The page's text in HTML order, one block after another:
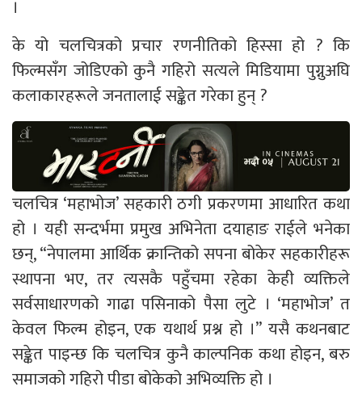
।
के यो चलचित्रको प्रचार रणनीतिको हिस्सा हो ? कि
फिल्मसँग जोडिएको कुनै गहिरो सत्यले मिडियामा पुग्नुअघि
कलाकारहरूले जनतालाई सङ्केत गरेका हुन् ?
चलचित्र ‘महाभोज’ सहकारी ठगी प्रकरणमा आधारित कथा
हो । यही सन्दर्भमा प्रमुख अभिनेता दयाहाङ राईले भनेका
छन्, “नेपालमा आर्थिक क्रान्तिको सपना बोकेर सहकारीहरू
स्थापना भए, तर त्यसकै पहुँचमा रहेका केही व्यक्तिले
सर्वसाधारणको गाढा पसिनाको पैसा लुटे । ‘महाभोज’ त
केवल फिल्म होइन, एक यथार्थ प्रश्न हो ।” यसै कथनबाट
सङ्केत पाइन्छ कि चलचित्र कुनै काल्पनिक कथा होइन, बरु
समाजको गहिरो पीडा बोकेको अभिव्यक्ति हो ।